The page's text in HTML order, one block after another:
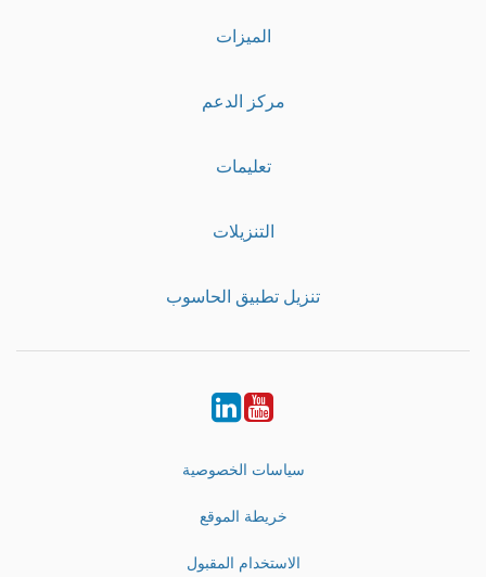
الميزات
مركز الدعم
تعليمات
التنزيلات
تنزيل تطبيق الحاسوب
Youtube
LinkedIn
سياسات الخصوصية
خريطة الموقع
الاستخدام المقبول